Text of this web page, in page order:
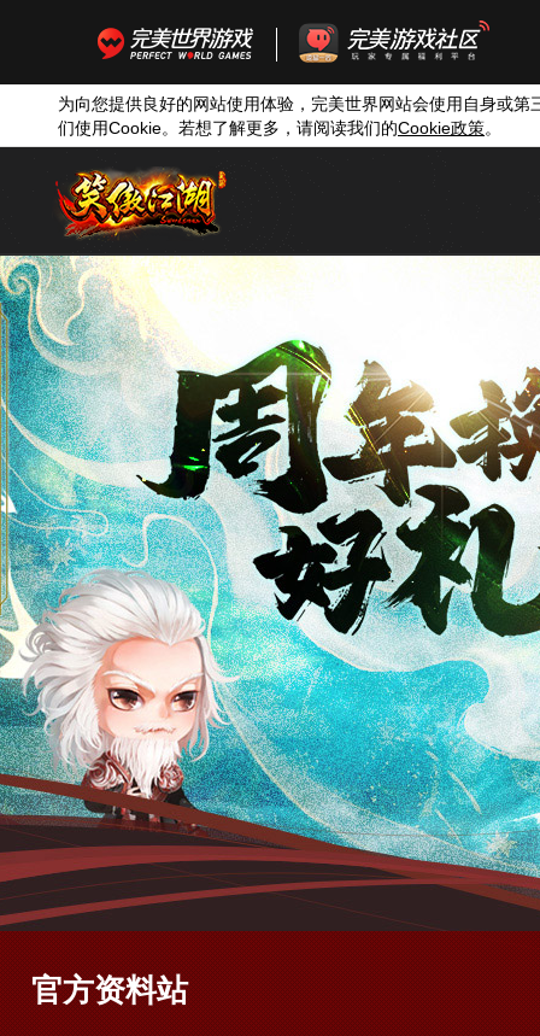
为向您提供良好的网站使用体验，完美世界网站会使用自身或第
们使用Cookie。若想了解更多，请阅读我们的Cookie政策。
官方资料站